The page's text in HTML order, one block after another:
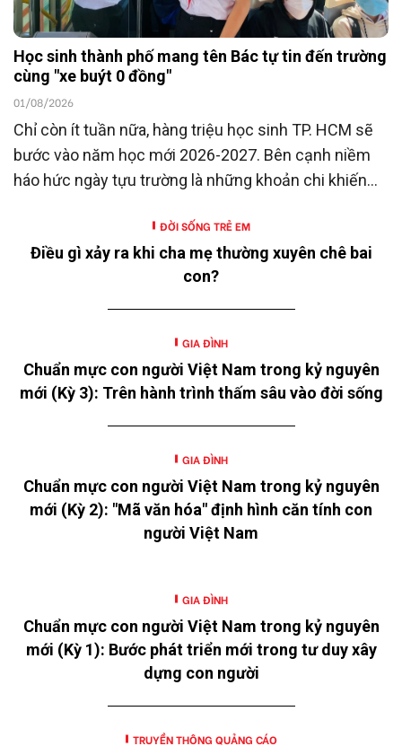
Học sinh thành phố mang tên Bác tự tin đến trường
cùng "xe buýt 0 đồng"
01/08/2026
Chỉ còn ít tuần nữa, hàng triệu học sinh TP. HCM sẽ
bước vào năm học mới 2026-2027. Bên cạnh niềm
háo hức ngày tựu trường là những khoản chi khiến
ĐỜI SỐNG TRẺ EM
Điều gì xảy ra khi cha mẹ thường xuyên chê bai
con?
GIA ĐÌNH
Chuẩn mực con người Việt Nam trong kỷ nguyên
mới (Kỳ 3): Trên hành trình thấm sâu vào đời sống
GIA ĐÌNH
Chuẩn mực con người Việt Nam trong kỷ nguyên
mới (Kỳ 2): "Mã văn hóa" định hình căn tính con
người Việt Nam
GIA ĐÌNH
Chuẩn mực con người Việt Nam trong kỷ nguyên
mới (Kỳ 1): Bước phát triển mới trong tư duy xây
dựng con người
TRUYỀN THÔNG QUẢNG CÁO